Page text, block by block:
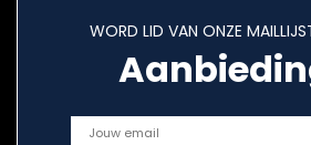
WORD LID VAN ONZE